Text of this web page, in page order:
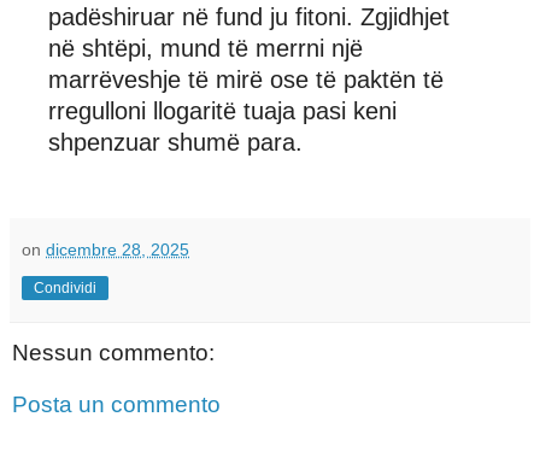
padëshiruar në fund ju fitoni. Zgjidhjet
në shtëpi, mund të merrni një
marrëveshje të mirë ose të paktën të
rregulloni llogaritë tuaja pasi keni
shpenzuar shumë para.
on dicembre 28, 2025
Condividi
Nessun commento:
Posta un commento